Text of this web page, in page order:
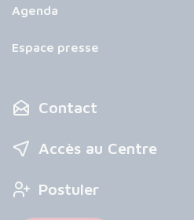
Agenda
Espace presse
Contact
Accès au Centre
Postuler